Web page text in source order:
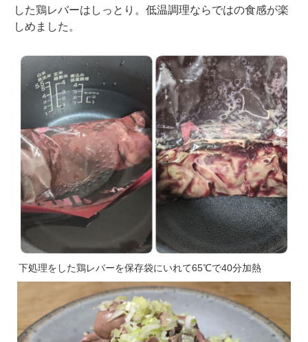
した鶏レバーはしっとり。低温調理ならではの食感が楽
しめました。
下処理をした鶏レバーを保存袋にいれて65℃で40分加熱